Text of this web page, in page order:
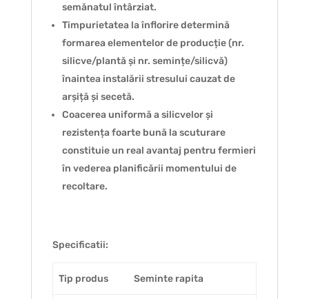
semănatul întârziat.
Timpurietatea la înflorire determină
formarea elementelor de producție (nr.
silicve/plantă și nr. semințe/silicvă)
înaintea instalării stresului cauzat de
arșiță și secetă.
Coacerea uniformă a silicvelor și
rezistența foarte bună la scuturare
constituie un real avantaj pentru fermieri
în vederea planificării momentului de
recoltare.
Specificatii:
Tip produs Seminte rapita